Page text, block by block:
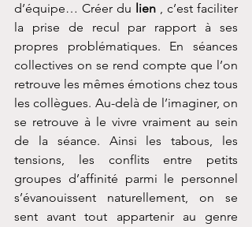
d’équipe… Créer du lien , c’est faciliter
la prise de recul par rapport à ses
propres problématiques. En séances
collectives on se rend compte que l’on
retrouve les mêmes émotions chez tous
les collègues. Au-delà de l’imaginer, on
se retrouve à le vivre vraiment au sein
de la séance. Ainsi les tabous, les
tensions, les conflits entre petits
groupes d’affinité parmi le personnel
s’évanouissent naturellement, on se
sent avant tout appartenir au genre